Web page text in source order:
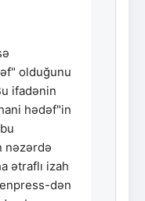
olduğunu
ifadənin
hədəf"in
nəzərdə
ətraflı izah
dən